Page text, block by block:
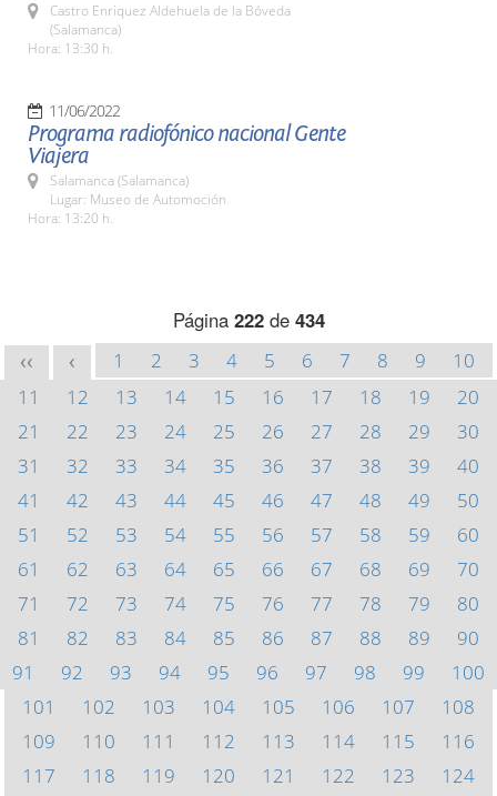
Castro Enriquez Aldehuela de la Bóveda
(Salamanca)
Hora: 13:30 h.
11/06/2022
Programa radiofónico nacional Gente
Viajera
Salamanca (Salamanca)
Lugar: Museo de Automoción
Hora: 13:20 h.
Página 222de 434
<< < 1 2 3 4 5 6 7 8 9
10
11
12 13 14 15 16 17 18 19
20
21
22 23 24 25 26 27 28 29
30
31
32 33 34 35 36 37 38 39
40
41
42 43 44 45 46 47 48 49
50
51
52 53 54 55 56 57 58 59
60
61
62 63 64 65 66 67 68 69
70
71
72 73 74 75 76 77 78 79
80
81
82 83 84 85 86 87 88 89
90
91
92 93 94 95 96 97 98 99
100
101
102 103 104 105 106 107
108
109
110 111 112 113 114 115
116
117
118 119 120 121 122 123
124